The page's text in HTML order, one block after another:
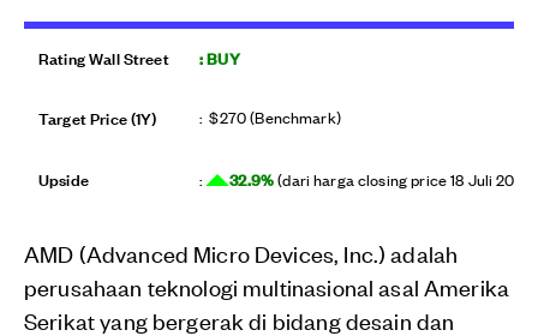
Rating Wall Street : BUY
Target Price (1Y) : $270 (Benchmark)
Upside : 32.9%(dari harga closing price 18 Juli 2025
AMD (Advanced Micro Devices, Inc.) adalah
perusahaan teknologi multinasional asal Amerika
Serikat yang bergerak di bidang desain dan